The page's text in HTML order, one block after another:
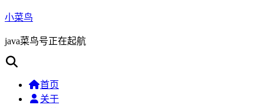
小菜鸟
java菜鸟号正在起航
首页
关于